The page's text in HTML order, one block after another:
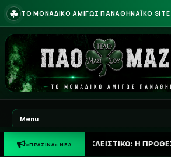
☘ ΤΟ ΜΟΝΑΔΙΚΟ ΑΜΙΓΩΣ ΠΑΝΑΘΗΝΑΪΚΟ SITE -
«ΠΡΑΣΙΝΑ» ΝΕΑ
ΑΠΟΚΛΕΙΣΤΙΚΟ: Η ΠΡΟΘΕΣΗ ΤΟΥ